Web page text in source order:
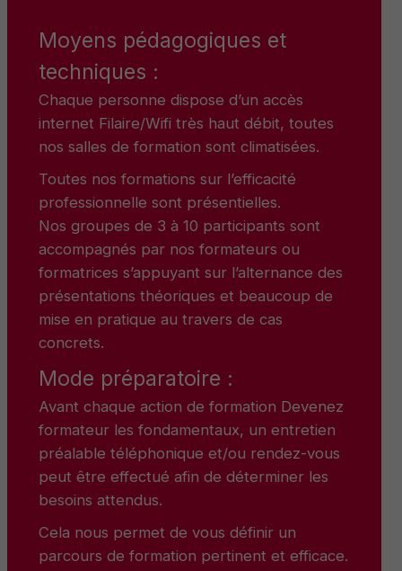
Moyens pédagogiques et
techniques :
Chaque personne dispose d’un accès
internet Filaire/Wifi très haut débit, toutes
nos salles de formation sont climatisées.
Toutes nos formations sur l’efficacité
professionnelle sont présentielles.
Nos groupes de 3 à 10 participants sont
accompagnés par nos formateurs ou
formatrices s’appuyant sur l’alternance des
présentations théoriques et beaucoup de
mise en pratique au travers de cas
concrets.
Mode préparatoire :
Avant chaque action de formation Devenez
formateur les fondamentaux, un entretien
préalable téléphonique et/ou rendez-vous
peut être effectué afin de déterminer les
besoins attendus.
Cela nous permet de vous définir un
parcours de formation pertinent et efficace.